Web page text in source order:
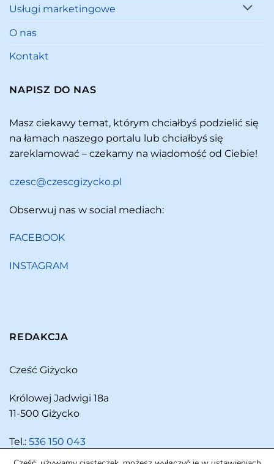
Usługi marketingowe
O nas
Kontakt
NAPISZ DO NAS
Masz ciekawy temat, którym chciałbyś podzielić się
na łamach naszego portalu lub chciałbyś się
zareklamować – czekamy na wiadomość od Ciebie!
czesc@czescgizycko.pl
Obserwuj nas w social mediach:
FACEBOOK
INSTAGRAM
REDAKCJA
Cześć Giżycko
Królowej Jadwigi 18a
11-500 Giżycko
Tel.: 536 150 043